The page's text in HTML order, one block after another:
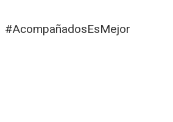
#AcompañadosEsMejor